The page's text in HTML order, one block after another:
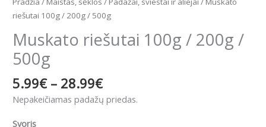
riešutai 100g / 200g / 500g
Muskato riešutai 100g / 200g /
500g
5.99€ – 28.99€
Nepakeičiamas padažų priedas.
Svoris